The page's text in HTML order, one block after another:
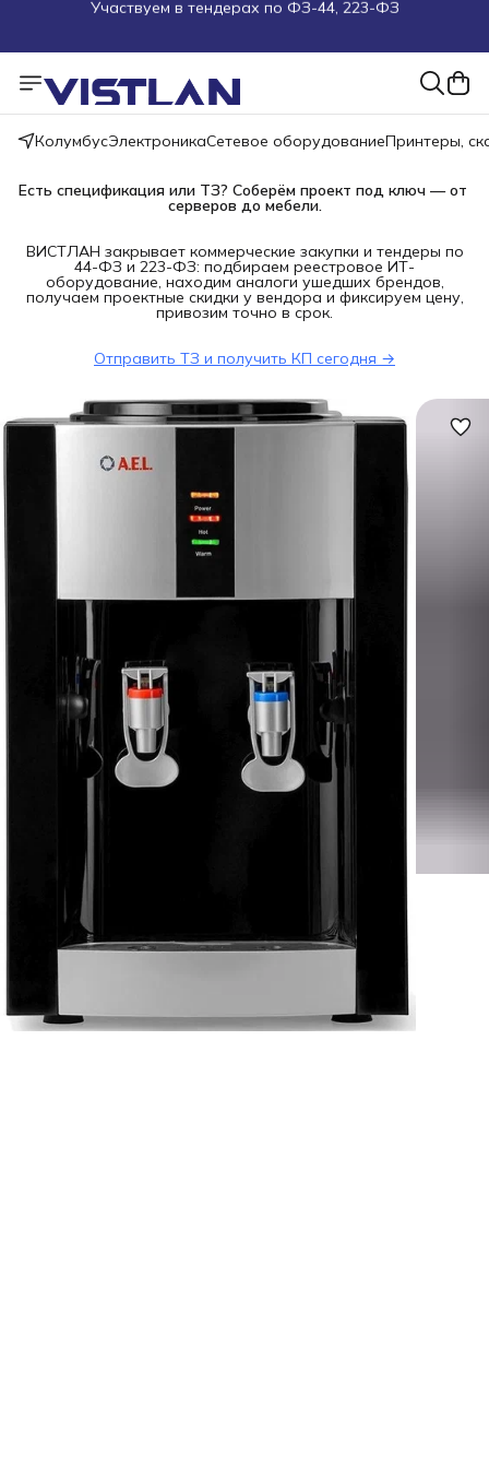
Пуско-наладочные работы
Пришлите запрос на e-mail или в чат
Более 100 000 позиций в наличии и под заказ
КолумбусЭлектроникаСетевое оборудованиеПринтеры,
Есть спецификация или ТЗ? Соберём проект под ключ — от
серверов до мебели.
ВИСТЛАН закрывает коммерческие закупки и тендеры по
44-ФЗ и 223-ФЗ: подбираем реестровое ИТ-
оборудование, находим аналоги ушедших брендов,
получаем проектные скидки у вендора и фиксируем цену,
привозим точно в срок.
Отправить ТЗ и получить КП сегодня →